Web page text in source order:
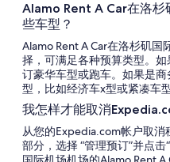
Alamo Rent A Car在洛杉
些车型？
Alamo Rent A Car在洛杉矶
择，可满足各种预算类型。
订豪华车型或跑车。如果是
型，比如经济车x型或紧凑车型
我怎样才能取消
从您的Expedia.com帐户取消
部分，选择 “管理预订”并点